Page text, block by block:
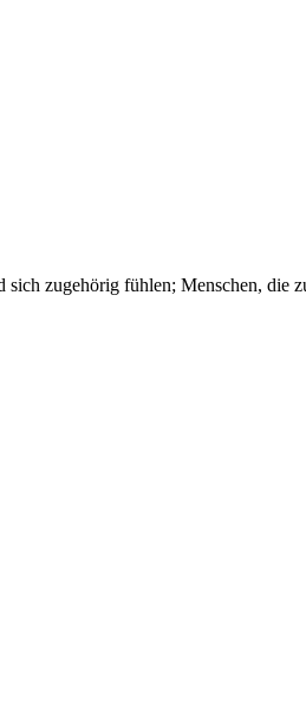
zugehörig fühlen; Menschen, die